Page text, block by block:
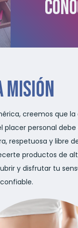
creemos que
placer personal debe
respetuosa y libre
productos de
y disfrutar tu